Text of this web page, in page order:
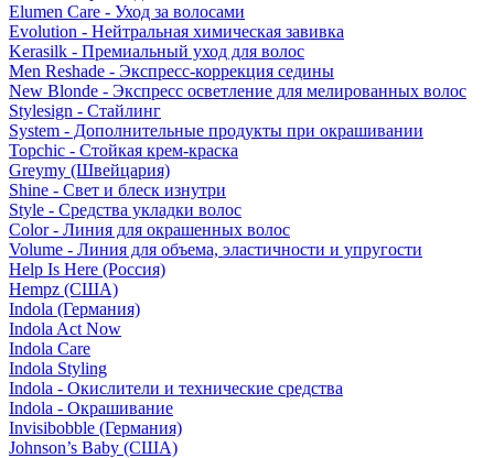
Elumen Care - Уход за волосами
Evolution - Нейтральная химическая завивка
Kerasilk - Премиальный уход для волос
Men Reshade - Экспресс-коррекция седины
New Blonde - Экспресс осветление для мелированных волос
Stylesign - Стайлинг
System - Дополнительные продукты при окрашивании
Topchic - Стойкая крем-краска
Greymy (Швейцария)
Shine - Свет и блеск изнутри
Style - Средства укладки волос
Color - Линия для окрашенных волос
Volume - Линия для объема, эластичности и упругости
Help Is Here (Россия)
Hempz (США)
Indola (Германия)
Indola Act Now
Indola Care
Indola Styling
Indola - Окислители и технические средства
Indola - Окрашивание
Invisibobble (Германия)
Johnson’s Baby (США)